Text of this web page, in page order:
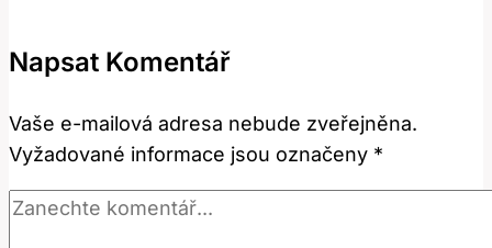
Znamená?
Český
Překlad
Napsat Komentář
Vaše e-mailová adresa nebude zveřejněna.
Vyžadované informace jsou označeny *